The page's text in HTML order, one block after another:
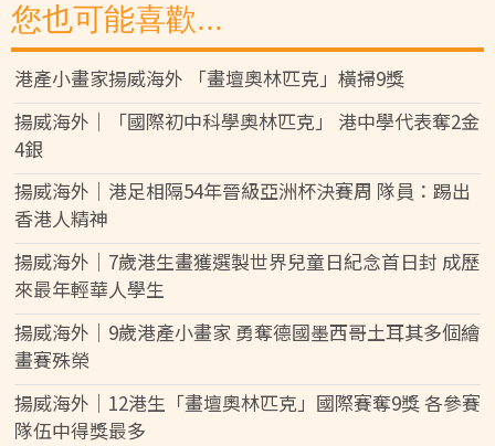
您也可能喜歡...
港產小畫家揚威海外 「畫壇奧林匹克」橫掃9獎
揚威海外｜「國際初中科學奧林匹克」 港中學代表奪2金
4銀
揚威海外｜港足相隔54年晉級亞洲杯決賽周 隊員：踢出
香港人精神
揚威海外｜7歲港生畫獲選製世界兒童日紀念首日封 成歷
來最年輕華人學生
揚威海外｜9歲港產小畫家 勇奪德國墨西哥土耳其多個繪
畫賽殊榮
揚威海外｜12港生「畫壇奧林匹克」國際賽奪9獎 各參賽
隊伍中得獎最多